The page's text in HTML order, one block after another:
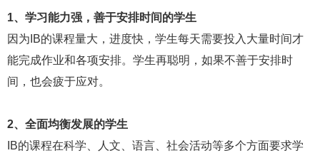
1、学习能力强，善于安排时间的学生
因为IB的课程量大，进度快，学生每天需要投入大量时间才
能完成作业和各项安排。学生再聪明，如果不善于安排时
间，也会疲于应对。
2、全面均衡发展的学生
IB的课程在科学、人文、语言、社会活动等多个方面要求学